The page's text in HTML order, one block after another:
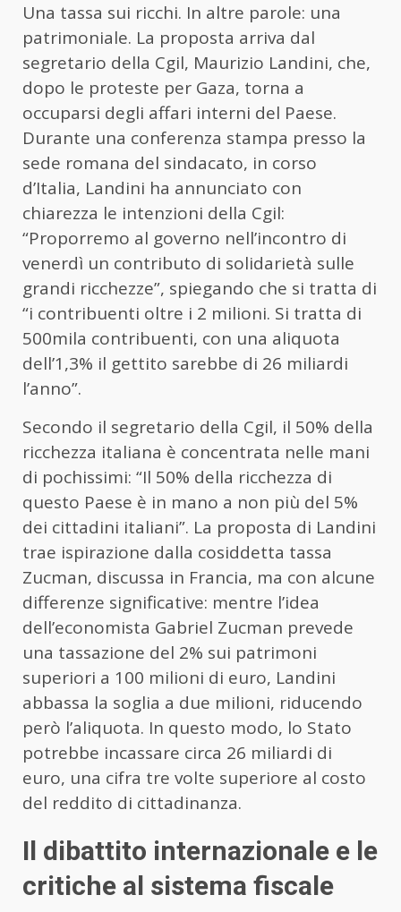
Una tassa sui ricchi. In altre parole: una
patrimoniale. La proposta arriva dal
segretario della Cgil, Maurizio Landini, che,
dopo le proteste per Gaza, torna a
occuparsi degli affari interni del Paese.
Durante una conferenza stampa presso la
sede romana del sindacato, in corso
d’Italia, Landini ha annunciato con
chiarezza le intenzioni della Cgil:
“Proporremo al governo nell’incontro di
venerdì un contributo di solidarietà sulle
grandi ricchezze”, spiegando che si tratta di
“i contribuenti oltre i 2 milioni. Si tratta di
500mila contribuenti, con una aliquota
dell’1,3% il gettito sarebbe di 26 miliardi
l’anno”.
Secondo il segretario della Cgil, il 50% della
ricchezza italiana è concentrata nelle mani
di pochissimi: “Il 50% della ricchezza di
questo Paese è in mano a non più del 5%
dei cittadini italiani”. La proposta di Landini
trae ispirazione dalla cosiddetta tassa
Zucman, discussa in Francia, ma con alcune
differenze significative: mentre l’idea
dell’economista Gabriel Zucman prevede
una tassazione del 2% sui patrimoni
superiori a 100 milioni di euro, Landini
abbassa la soglia a due milioni, riducendo
però l’aliquota. In questo modo, lo Stato
potrebbe incassare circa 26 miliardi di
euro, una cifra tre volte superiore al costo
del reddito di cittadinanza.
Il dibattito internazionale e le
critiche al sistema fiscale